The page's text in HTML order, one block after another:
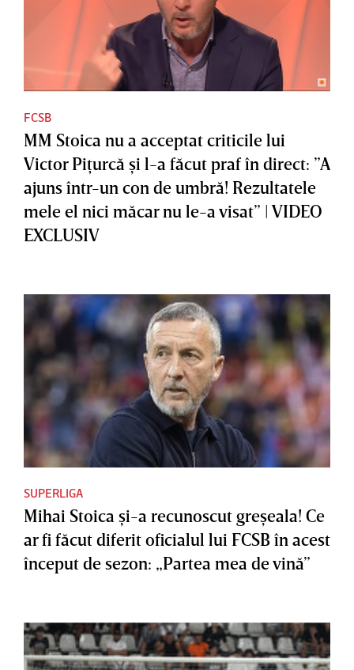
FCSB
MM Stoica nu a acceptat criticile lui
Victor Piţurcă şi l-a făcut praf în direct: ”A
ajuns într-un con de umbră! Rezultatele
mele el nici măcar nu le-a visat” | VIDEO
EXCLUSIV
SUPERLIGA
Mihai Stoica şi-a recunoscut greşeala! Ce
ar fi făcut diferit oficialul lui FCSB în acest
început de sezon: „Partea mea de vină”